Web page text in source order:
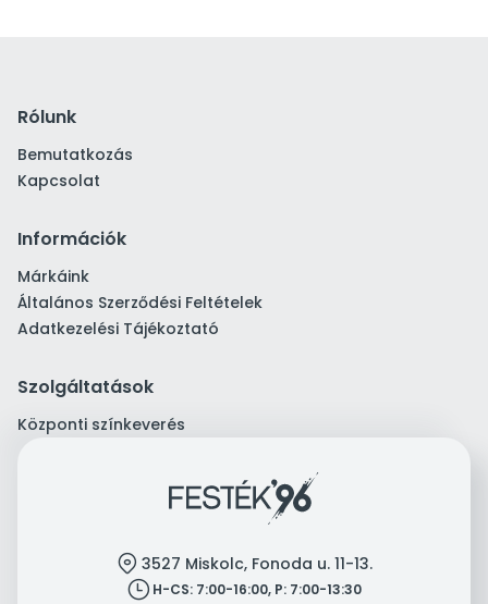
Rólunk
Bemutatkozás
Kapcsolat
Információk
Márkáink
Általános Szerződési Feltételek
Adatkezelési Tájékoztató
Szolgáltatások
Központi színkeverés
location 3527 Miskolc, Fonoda u. 11-13.
clock H-CS: 7:00-16:00, P: 7:00-13:30